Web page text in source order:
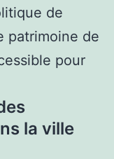
de
patrimoine de
pour
la ville